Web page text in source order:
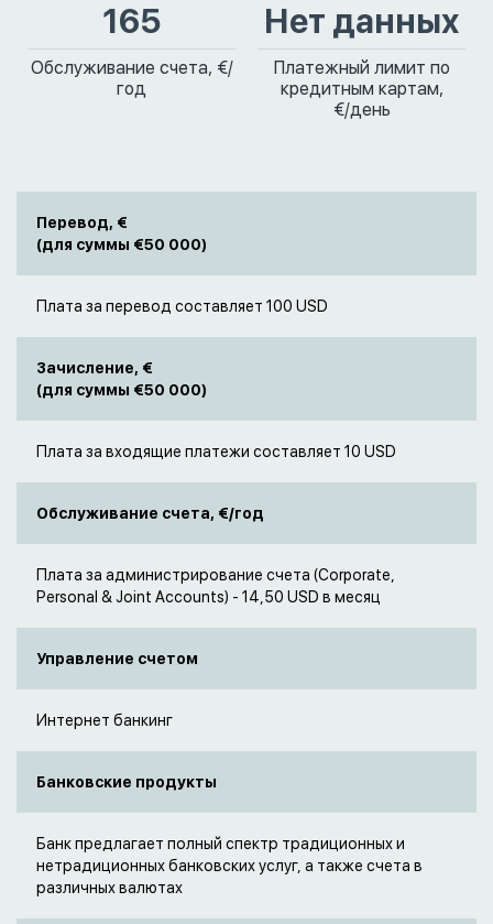
165
Обслуживание счета, €/
год
Нет данных
Платежный лимит по
кредитным картам,
€/день
Перевод, €
(для суммы €50 000)
Плата за перевод составляет 100 USD
Зачисление, €
(для суммы €50 000)
Плата за входящие платежи составляет 10 USD
Обслуживание счета, €/год
Плата за администрирование счета (Corporate,
Personal & Joint Accounts) - 14,50 USD в месяц
Управление счетом
Интернет банкинг
Банковские продукты
Банк предлагает полный спектр традиционных и
нетрадиционных банковских услуг, а также счета в
различных валютах